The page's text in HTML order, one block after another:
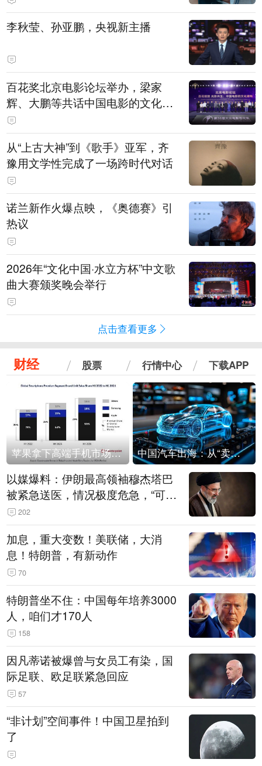
白，主演均为广州本土演员
李秋莹、孙亚鹏，央视新主播
百花奖北京电影论坛举办，梁家
辉、大鹏等共话中国电影的文化建
构
从“上古大神”到《歌手》亚军，齐
豫用文学性完成了一场跨时代对话
诺兰新作火爆点映，《奥德赛》引
热议
2026年“文化中国·水立方杯”中文歌
曲大赛颁奖晚会举行
点击查看更多
财经 股票 行情中心 下载APP
苹果拿下高端手机市场65%的份额：iPhone 17系列功不可没 中国汽车出海：从“卖出去”到“走进去”
以媒爆料：伊朗最高领袖穆杰塔巴
被紧急送医，情况极度危急，“可能
随时会死去”
202
加息，重大变数！美联储，大消
息！特朗普，有新动作
70
特朗普坐不住：中国每年培养3000
人，咱们才170人
158
因凡蒂诺被爆曾与女员工有染，国
际足联、欧足联紧急回应
57
“非计划”空间事件！中国卫星拍到
了